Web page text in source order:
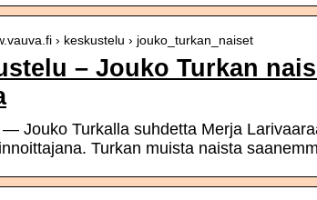
› keskustelu › jouko_turkan_naiset
– Jouko Turkan
Jouko Turkalla suhdetta Merja
innoittajana. Turkan muista naista